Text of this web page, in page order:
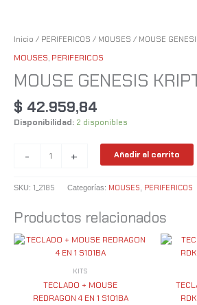
Inicio / PERIFERICOS / MOUSES / MOUSE
MOUSES, PERIFERICOS
MOUSE GENESIS
$ 42.959,84
Disponibilidad: 2 disponibles
- + Añadir al carrito
SKU: 1_2185 Categorías: MOUSES PERIFERICOS
Productos relacionados
KITS
TECLADO + MOUSE
REDRAGON 4 EN 1 S101BA